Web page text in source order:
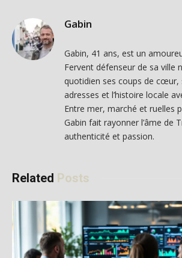
Gabin
Gabin, 41 ans, est un
Fervent défenseur de sa ville
quotidien ses coups de cœur,
adresses et l’histoire locale
Entre mer, marché et ruelles
Gabin fait rayonner l’âme de
authenticité et passion.
Related Posts